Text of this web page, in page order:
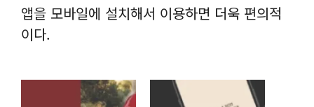
앱을 모바일에 설치해서 이용하면 더욱 편의적
이다.